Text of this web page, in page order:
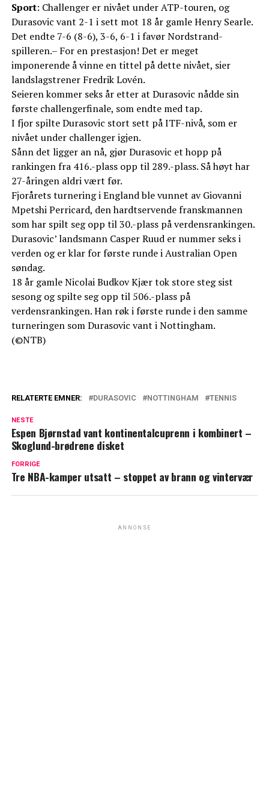
Sport: Challenger er nivået under ATP-touren, og
Durasovic vant 2-1 i sett mot 18 år gamle Henry Searle.
Det endte 7-6 (8-6), 3-6, 6-1 i favør Nordstrand-
spilleren.– For en prestasjon! Det er meget
imponerende å vinne en tittel på dette nivået, sier
landslagstrener Fredrik Lovén.
Seieren kommer seks år etter at Durasovic nådde sin
første challengerfinale, som endte med tap.
I fjor spilte Durasovic stort sett på ITF-nivå, som er
nivået under challenger igjen.
Sånn det ligger an nå, gjør Durasovic et hopp på
rankingen fra 416.-plass opp til 289.-plass. Så høyt har
27-åringen aldri vært før.
Fjorårets turnering i England ble vunnet av Giovanni
Mpetshi Perricard, den hardtservende franskmannen
som har spilt seg opp til 30.-plass på verdensrankingen.
Durasovic’ landsmann Casper Ruud er nummer seks i
verden og er klar for første runde i Australian Open
søndag.
18 år gamle Nicolai Budkov Kjær tok store steg sist
sesong og spilte seg opp til 506.-plass på
verdensrankingen. Han røk i første runde i den samme
turneringen som Durasovic vant i Nottingham.
(©NTB)
RELATERTE EMNER: DURASOVIC NOTTINGHAM TENNIS
NESTE
Espen Bjørnstad vant kontinentalcuprenn i kombinert –
Skoglund-brødrene disket
FORRIGE
Tre NBA-kamper utsatt – stoppet av brann og vintervær
ANNONSE